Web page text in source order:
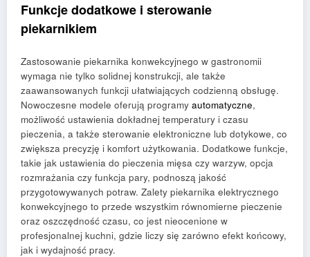
Funkcje dodatkowe i sterowanie
piekarnikiem
Zastosowanie piekarnika konwekcyjnego w gastronomii
wymaga nie tylko solidnej konstrukcji, ale także
zaawansowanych funkcji ułatwiających codzienną obsługę.
Nowoczesne modele oferują programy automatyczne,
możliwość ustawienia dokładnej temperatury i czasu
pieczenia, a także sterowanie elektroniczne lub dotykowe, co
zwiększa precyzję i komfort użytkowania. Dodatkowe funkcje,
takie jak ustawienia do pieczenia mięsa czy warzyw, opcja
rozmrażania czy funkcja pary, podnoszą jakość
przygotowywanych potraw. Zalety piekarnika elektrycznego
konwekcyjnego to przede wszystkim równomierne pieczenie
oraz oszczędność czasu, co jest nieocenione w
profesjonalnej kuchni, gdzie liczy się zarówno efekt końcowy,
jak i wydajność pracy.